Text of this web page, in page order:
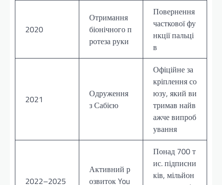
2020
Отримання
біонічного п
ротеза руки
Повернення
часткової фу
нкції пальці
в
2021
Одруження
з Сабією
Офіційне за
кріплення со
юзу, який ви
тримав найв
ажче випроб
ування
2022–2025
Активний р
озвиток You
Понад 700 т
ис. підписни
ків, мільйон